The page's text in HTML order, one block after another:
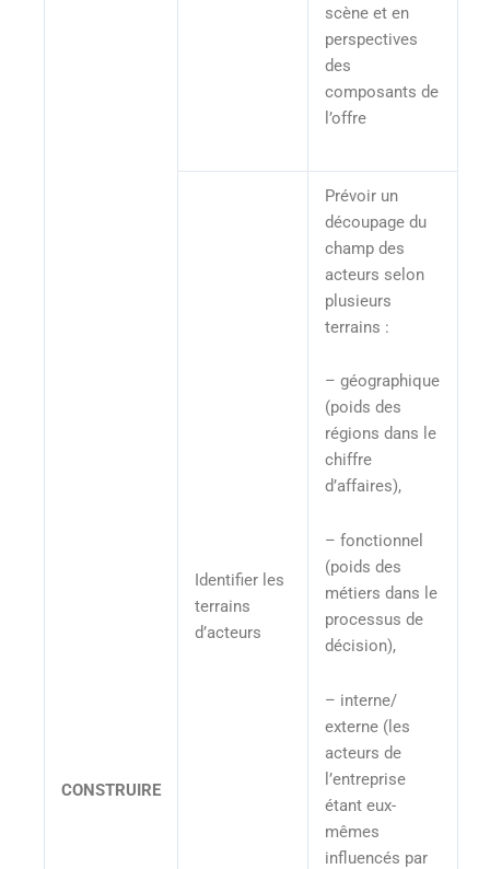
CONSTRUIRE
scène et en
perspectives
des
composants de
l’offre
Identifier les
terrains
d’acteurs
Prévoir un
découpage du
champ des
acteurs selon
plusieurs
terrains :
– géographique
(poids des
régions dans le
chiffre
d’affaires),
– fonctionnel
(poids des
métiers dans le
processus de
décision),
– interne/
externe (les
acteurs de
l’entreprise
étant eux-
mêmes
influencés par